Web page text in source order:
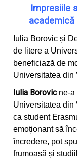
Impresiile
academică
Iulia Borovic și
de litere a
beneficiază de
Universitatea din
Iulia Borovicne-a
Universitatea din
ca student
emoționant să
încredere, pot
frumoasă și